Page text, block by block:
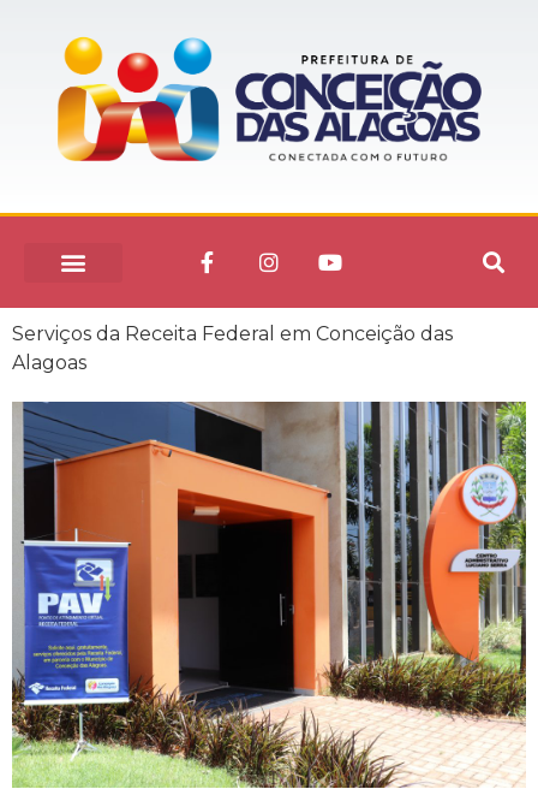
Serviços da Receita Federal em Conceição das
Alagoas